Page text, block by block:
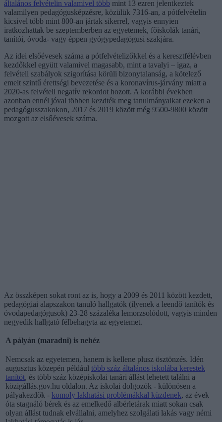
általános felvételin valamivel több mint 13 ezren jelentkeztek
valamilyen pedagógusképzésre, közülük 7316-an, a pótfelvételin
kicsivel több mint 800-an jártak sikerrel, vagyis ennyien
iratkozhattak be szeptemberben az egyetemek, főiskolák tanári,
tanítói, óvoda- vagy éppen gyógypedagógusi szakjára.
Az idei elsőévesek száma a pótfelvételizőkkel és a keresztfélévben
kezdőkkel együtt valamivel magasabb, mint a tavalyi – igaz, a
felvételi szabályok szigorítása körüli bizonytalanság, a kötelező
emelt szintű érettségi bevezetése és a koronavírus-járvány miatt a
2020-as felvételi negatív rekordot hozott. A korábbi években
azonban ennél jóval többen kezdték meg tanulmányaikat ezeken a
pedagógusszakokon, 2017 és 2019 között még 9500-9800 között
mozgott az elsőévesek száma.
Az összképen sokat ront az is, hogy a 2009 és 2011 között kezdett,
pedagógiai alapszakon tanuló hallgatók (ilyenek a leendő tanítók és
óvodapedagógusok) 23-28 százaléka lemorzsolódott, vagyis minden
negyedik hallgató félbehagyta az egyetemet.
A pályán (maradni) is nehéz
Nemcsak az egyetemen, hanem is kellene plusz ösztönzés. Idén
augusztus közepén például több száz általános iskolába kerestek
tanítót, és több száz középiskolai tanári állást lehetett találni a
közigállás.gov.hu oldalon. Az iskolai dolgozók - különösen a
pályakezdők - komoly lakhatási problémákkal küzdenek, az évek
óta stagnáló bérek és az emelkedő albérletárak miatt sokan csak
olyan állást tudnak elvállalni, amelyhez szolgálati lakás vagy némi